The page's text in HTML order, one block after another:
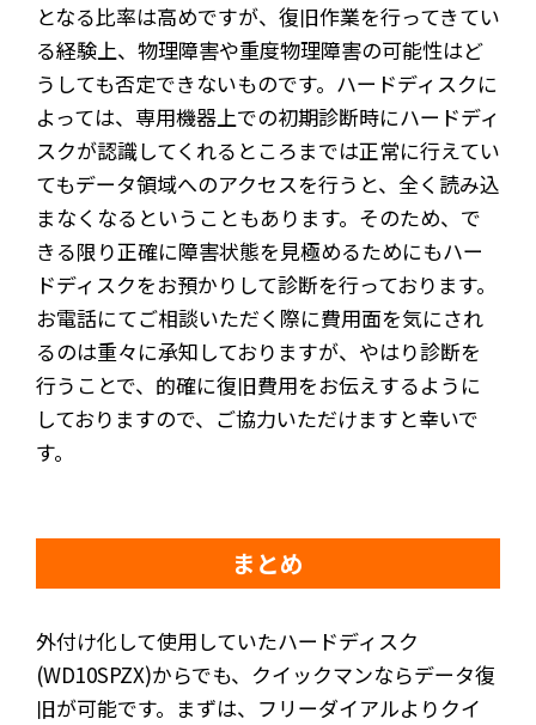
となる比率は高めですが、復旧作業を行ってきてい
る経験上、物理障害や重度物理障害の可能性はど
うしても否定できないものです。ハードディスクに
よっては、専用機器上での初期診断時にハードディ
スクが認識してくれるところまでは正常に行えてい
てもデータ領域へのアクセスを行うと、全く読み込
まなくなるということもあります。そのため、で
きる限り正確に障害状態を見極めるためにもハー
ドディスクをお預かりして診断を行っております。
お電話にてご相談いただく際に費用面を気にされ
るのは重々に承知しておりますが、やはり診断を
行うことで、的確に復旧費用をお伝えするように
しておりますので、ご協力いただけますと幸いで
す。
まとめ
外付け化して使用していたハードディスク
(WD10SPZX)からでも、クイックマンならデータ復
旧が可能です。まずは、フリーダイアルよりクイ